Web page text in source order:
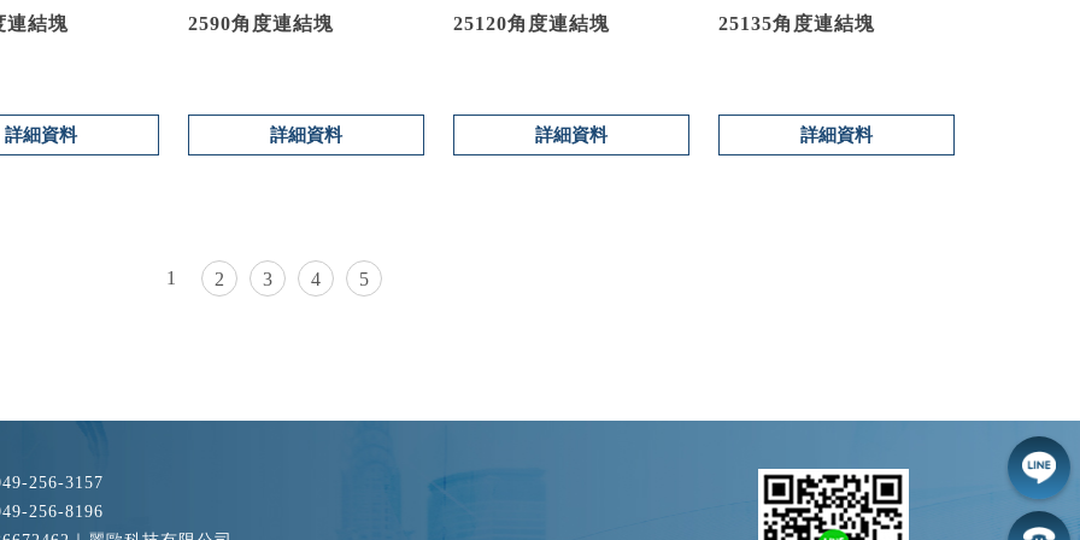
連結塊
詳細資料
2590角度連結塊
詳細資料
25120角度連結塊
詳細資料
25135角度連結塊
詳細資料
1 2 3 4 5
256-3157
256-8196